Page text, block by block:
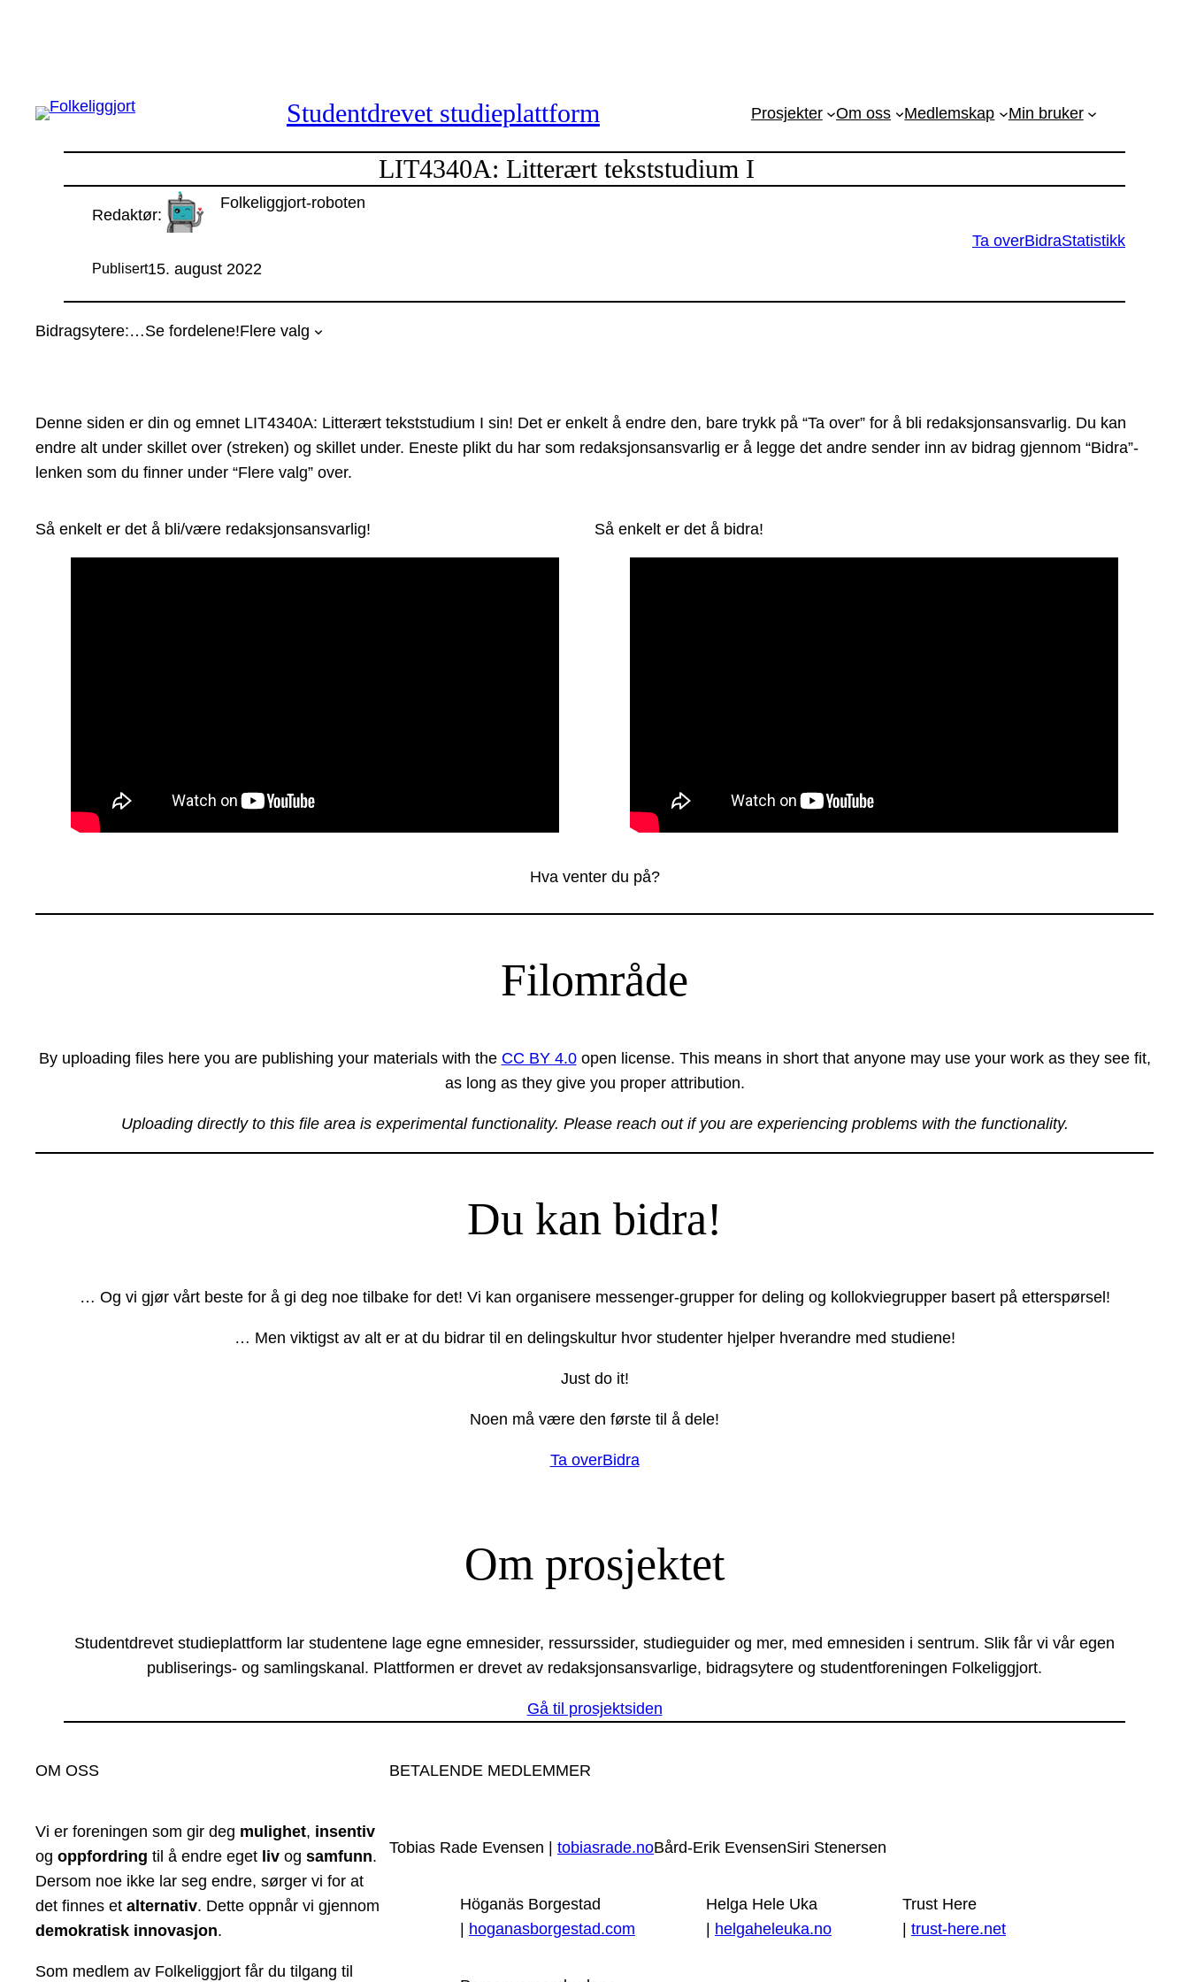
Studentdrevet studieplattform Prosjekter Om oss Medlemskap Min bruker
LIT4340A: Litterært tekststudium I
Redaktør:
Folkeliggjort-roboten
Publisert15. august 2022
Ta overBidraStatistikk
Bidragsytere:…Se fordelene!Flere valg
Denne siden er din og emnet LIT4340A: Litterært tekststudium I sin! Det er enkelt å endre den, bare trykk på “Ta over” for å bli redaksjonsansvarlig. Du kan
endre alt under skillet over (streken) og skillet under. Eneste plikt du har som redaksjonsansvarlig er å legge det andre sender inn av bidrag gjennom “Bidra”-
lenken som du finner under “Flere valg” over.
Så enkelt er det å bli/være redaksjonsansvarlig! Så enkelt er det å bidra!
Hva venter du på?
Filområde
By uploading files here you are publishing your materials with the CC BY 4.0open license. This means in short that anyone may use your work as they see fit,
as long as they give you proper attribution.
Uploading directly to this file area is experimental functionality. Please reach out if you are experiencing problems with the functionality.
Du kan bidra!
… Og vi gjør vårt beste for å gi deg noe tilbake for det! Vi kan organisere messenger-grupper for deling og kollokviegrupper basert på etterspørsel!
… Men viktigst av alt er at du bidrar til en delingskultur hvor studenter hjelper hverandre med studiene!
Just do it!
Noen må være den første til å dele!
Ta overBidra
Om prosjektet
Studentdrevet studieplattform lar studentene lage egne emnesider, ressurssider, studieguider og mer, med emnesiden i sentrum. Slik får vi vår egen
publiserings- og samlingskanal. Plattformen er drevet av redaksjonsansvarlige, bidragsytere og studentforeningen Folkeliggjort.
Gå til prosjektsiden
OM OSS
Vi er foreningen som gir deg mulighet, insentiv
og oppfordring til å endre eget liv og samfunn.
Dersom noe ikke lar seg endre, sørger vi for at
det finnes et alternativ. Dette oppnår vi gjennom
demokratisk innovasjon.
Som medlem av Folkeliggjort får du tilgang til
BETALENDE MEDLEMMER
Tobias Rade Evensen | tobiasrade.noBård-Erik EvensenSiri Stenersen
Höganäs Borgestad
| hoganasborgestad.com
Helga Hele Uka
| helgaheleuka.no
Trust Here
| trust-here.net